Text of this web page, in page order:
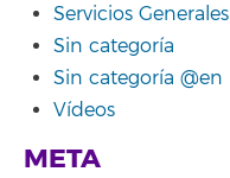
Servicios Generales
Sin categoría
Sin categoría @en
Vídeos
META